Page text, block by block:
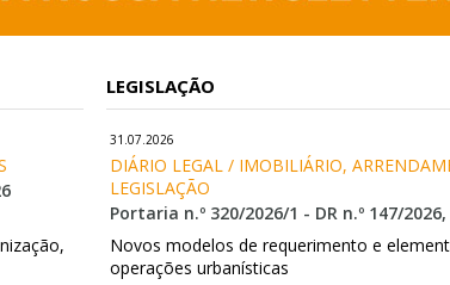
LEGISLAÇÃO
31.07.2026
DIÁRIO LEGAL / IMOBILIÁRIO,
LEGISLAÇÃO
Portaria n.º 320/2026/1 - DR n.º 147/
Novos modelos de requerimento e
operações urbanísticas